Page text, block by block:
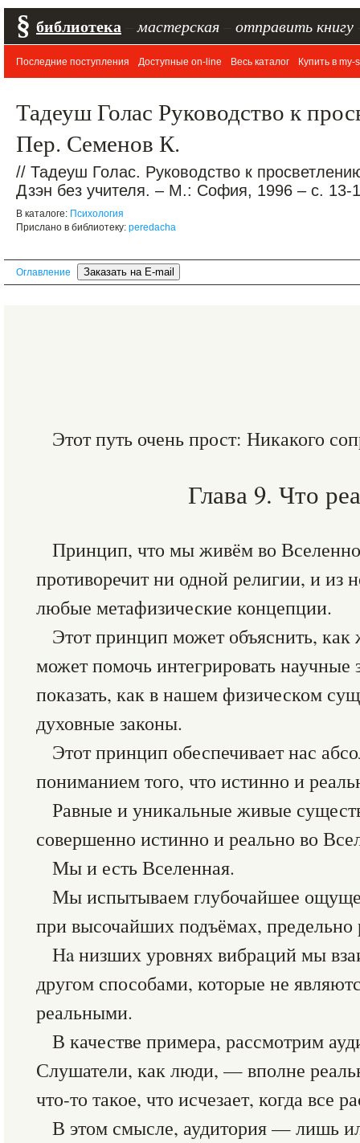
§ библиотека мастерская отправить книгу
Последние поступления Доступные on-line Весь каталог Купить в my-
Тадеуш Голас Руководство к
Пер. Семенов К.
// Тадеуш Голас. Руководство к
Дзэн без учителя. – М.: София, 1996 – c. 13-
В каталоге: Психология
Прислано в библиотеку: peredacha
Оглавление
Этот путь очень прост: Никакого
Глава 9. Что
Принцип, что мы живём во
противоречит ни одной религии, и из
любые метафизические концепции.
Этот принцип может объяснить, как
может помочь интегрировать научные
показать, как в нашем физическом
духовные законы.
Этот принцип обеспечивает нас
пониманием того, что истинно и
Равные и уникальные живые
совершенно истинно и реально во
Мы и есть Вселенная.
Мы испытываем глубочайшее
при высочайших подъёмах,
Нa низших уровнях вибраций мы
другом способами, которые не
реальными.
В качестве примера, рассмотрим
Слушатели, как люди, — вполне
что-то такое, что исчезает, когда все
В этом смысле, аудитория — лишь